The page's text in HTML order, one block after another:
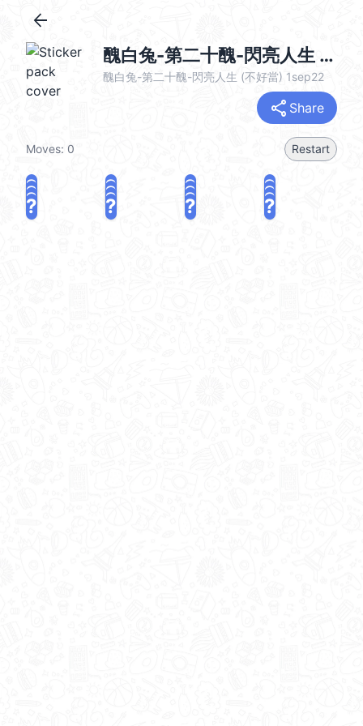
arrow_back
醜白兔-第二十醜-閃亮人生 (不好當) @kal_pc
醜白兔-第二十醜-閃亮人生 (不好當) 1sep22
share Share
Moves: 0 Restart
? ? ? ?
? ? ? ?
? ? ? ?
? ? ? ?